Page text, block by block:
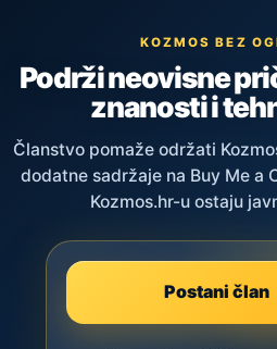
KOZMOS BEZ
Podrži neovisne
znanosti i
Članstvo pomaže održati
dodatne sadržaje na Buy Me a
Kozmos.hr-u ostaju
Postani član